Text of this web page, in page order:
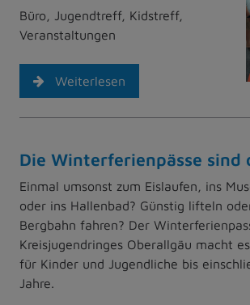
Büro, Jugendtreff, Kidstreff,
Veranstaltungen
Weiterlesen
Die Winterferienpässe sind
Einmal umsonst zum Eislaufen, ins
oder ins Hallenbad? Günstig lifteln
Bergbahn fahren? Der
Kreisjugendringes Oberallgäu macht
für Kinder und Jugendliche bis
Jahre.